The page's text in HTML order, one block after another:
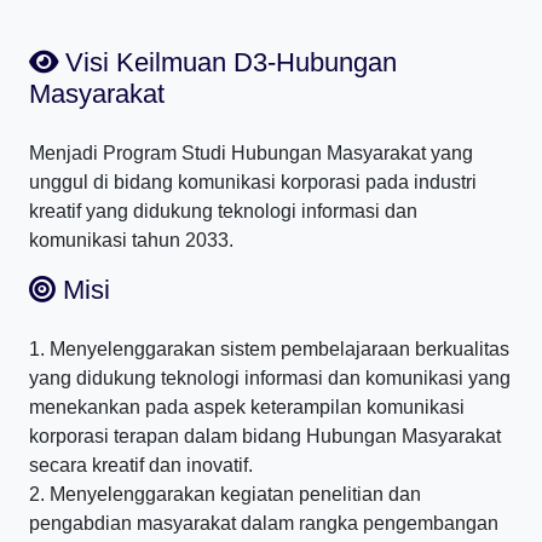
Visi Keilmuan D3-Hubungan
Masyarakat
Menjadi Program Studi Hubungan Masyarakat yang
unggul di bidang komunikasi korporasi pada industri
kreatif yang didukung teknologi informasi dan
komunikasi tahun 2033.
Misi
1. Menyelenggarakan sistem pembelajaraan berkualitas
yang didukung teknologi informasi dan komunikasi yang
menekankan pada aspek keterampilan komunikasi
korporasi terapan dalam bidang Hubungan Masyarakat
secara kreatif dan inovatif.
2. Menyelenggarakan kegiatan penelitian dan
pengabdian masyarakat dalam rangka pengembangan